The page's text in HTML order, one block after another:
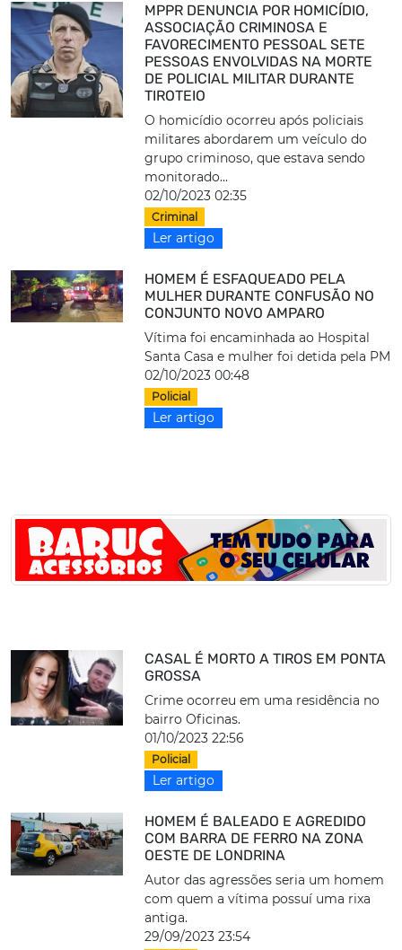
MPPR DENUNCIA POR HOMICÍDIO,
ASSOCIAÇÃO CRIMINOSA E
FAVORECIMENTO PESSOAL SETE
PESSOAS ENVOLVIDAS NA MORTE
DE POLICIAL MILITAR DURANTE
TIROTEIO
O homicídio ocorreu após policiais
militares abordarem um veículo do
grupo criminoso, que estava sendo
monitorado...
02/10/2023 02:35
Criminal
Ler artigo
HOMEM É ESFAQUEADO PELA
MULHER DURANTE CONFUSÃO NO
CONJUNTO NOVO AMPARO
Vítima foi encaminhada ao Hospital
Santa Casa e mulher foi detida pela PM
02/10/2023 00:48
Policial
Ler artigo
CASAL É MORTO A TIROS EM PONTA
GROSSA
Crime ocorreu em uma residência no
bairro Oficinas.
01/10/2023 22:56
Policial
Ler artigo
HOMEM É BALEADO E AGREDIDO
COM BARRA DE FERRO NA ZONA
OESTE DE LONDRINA
Autor das agressões seria um homem
com quem a vítima possuí uma rixa
antiga.
29/09/2023 23:54